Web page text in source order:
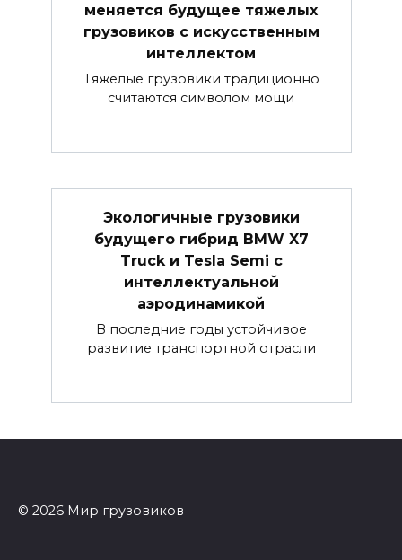
меняется будущее тяжелых
грузовиков с искусственным
интеллектом
Тяжелые грузовики традиционно
считаются символом мощи
Экологичные грузовики
будущего гибрид BMW X7
Truck и Tesla Semi с
интеллектуальной
аэродинамикой
В последние годы устойчивое
развитие транспортной отрасли
© 2026 Мир грузовиков